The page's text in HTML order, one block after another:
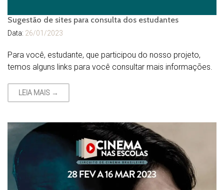
Sugestão de sites para consulta dos estudantes
Data: 26/01/2023
Para você, estudante, que participou do nosso projeto,
temos alguns links para você consultar mais informações.
LEIA MAIS →